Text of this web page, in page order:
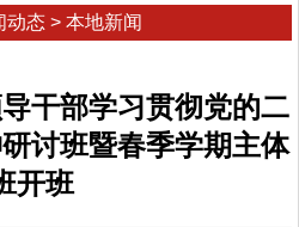
动态 > 本地新闻
干部学习贯彻党的二
讨班暨春季学期主体
开班